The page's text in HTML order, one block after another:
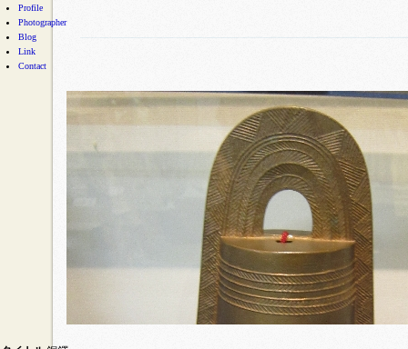
Profile
Photographer
Blog
Link
Contact